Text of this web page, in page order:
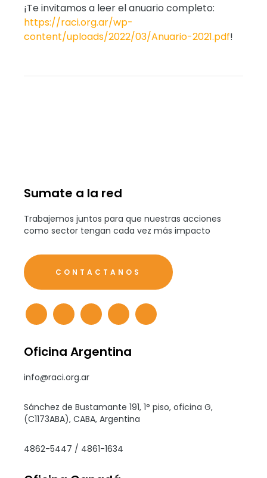
¡Te invitamos a leer el anuario completo:
https://raci.org.ar/wp-
content/uploads/2022/03/Anuario-2021.pdf!
Sumate a la red
Trabajemos juntos para que nuestras acciones
como sector tengan cada vez más impacto
CONTACTANOS
Oficina Argentina
info@raci.org.ar
Sánchez de Bustamante 191, 1° piso, oficina G,
(C1173ABA), CABA, Argentina
4862-5447 / 4861-1634